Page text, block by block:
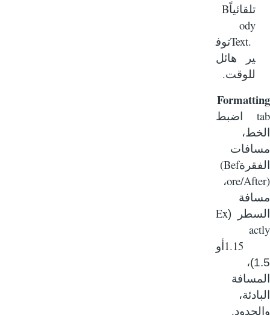
تلقائياًB
ody
Text.توف
ير هائل
للوقت.
اضبط
(Bef
ore/،
(
Ex
أو
1.5)،
.